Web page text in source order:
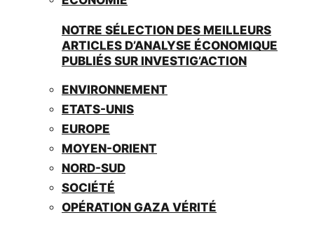
NOTRE SÉLECTION DES MEILLEURS
ARTICLES D’ANALYSE ÉCONOMIQUE
PUBLIÉS SUR INVESTIG’ACTION
ENVIRONNEMENT
ETATS-UNIS
EUROPE
MOYEN-ORIENT
NORD-SUD
SOCIÉTÉ
OPÉRATION GAZA VÉRITÉ